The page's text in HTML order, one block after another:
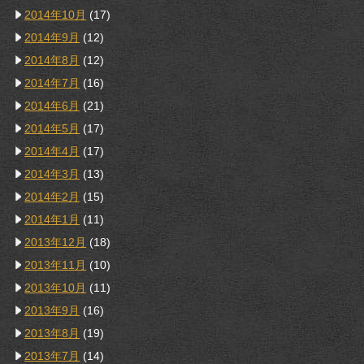
2014年10月 (17)
2014年9月 (12)
2014年8月 (12)
2014年7月 (16)
2014年6月 (21)
2014年5月 (17)
2014年4月 (17)
2014年3月 (13)
2014年2月 (15)
2014年1月 (11)
2013年12月 (18)
2013年11月 (10)
2013年10月 (11)
2013年9月 (16)
2013年8月 (19)
2013年7月 (14)